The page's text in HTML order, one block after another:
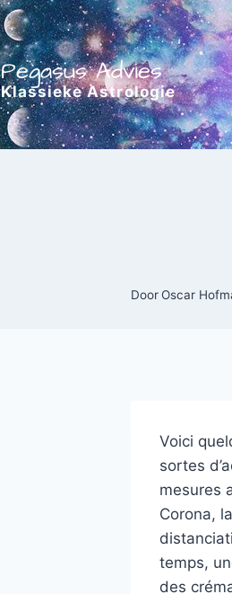
Pegasus Advies
Klassieke Astrologie
DoorOscar
Voici
sortes
mesures
Corona,
temps,
des